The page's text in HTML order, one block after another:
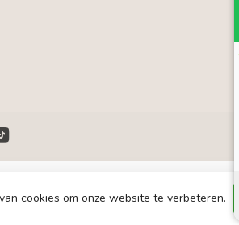
emarkable
cookies om onze website te verbeteren.